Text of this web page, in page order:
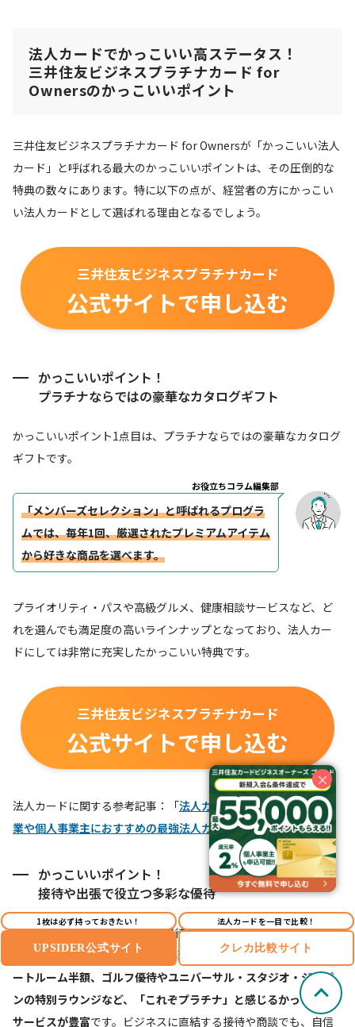
法人カードでかっこいい高ステータス！
三井住友ビジネスプラチナカード for
Ownersのかっこいいポイント
三井住友ビジネスプラチナカード for Ownersが「かっこいい法人
カード」と呼ばれる最大のかっこいいポイントは、その圧倒的な
特典の数々にあります。特に以下の点が、経営者の方にかっこい
い法人カードとして選ばれる理由となるでしょう。
三井住友ビジネスプラチナカード
公式サイトで申し込む
かっこいいポイント！
プラチナならではの豪華なカタログギフト
かっこいいポイント1点目は、プラチナならではの豪華なカタログ
ギフトです。
お役立ちコラム編集部
「メンバーズセレクション」と呼ばれるプログラ
ムでは、毎年1回、厳選されたプレミアムアイテム
から好きな商品を選べます。
プライオリティ・パスや高級グルメ、健康相談サービスなど、ど
れを選んでも満足度の高いラインナップとなっており、法人カー
ドにしては非常に充実したかっこいい特典です。
三井住友ビジネスプラチナカード
公式サイトで申し込む
法人カードに関する参考記事：「法人カードの選び方は？中小企
業や個人事業主におすすめの最強法人カードも紹介」
かっこいいポイント！
接待や出張で役立つ多彩な優待
かっこいいポイント2つ目は、接待や出張で役立つ多彩な優待で
高級レストランでのコース料理1名分無料、国内ホテルのスイ
ートルーム半額、ゴルフ優待やユニバーサル・スタジオ・ジャパ
ンの特別ラウンジなど、「これぞプラチナ」と感じるかっこいい
サービスが豊富です。ビジネスに直結する接待や商談でも、自信
×
1枚は必ず持っておきたい！
UPSIDER公式サイト
法人カードを一目で比較！
クレカ比較サイト